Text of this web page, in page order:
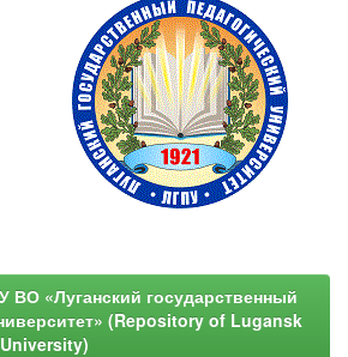
ВО «Луганский государственный
(Repository of Lugansk